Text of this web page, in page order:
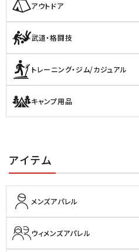
アウトドア
武道・格闘技
トレーニング・ジム/カジュアル
キャンプ用品
アイテム
メンズアパレル
ウィメンズアパレル